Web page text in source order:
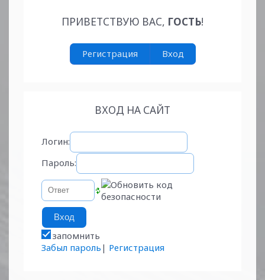
ПРИВЕТСТВУЮ ВАС, ГОСТЬ!
Регистрация Вход
ВХОД НА САЙТ
Логин:
Пароль:
запомнить
Забыл пароль | Регистрация